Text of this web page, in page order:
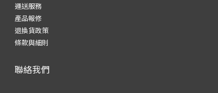
運送服務
產品報修
退換貨政策
條款與細則
聯絡我們